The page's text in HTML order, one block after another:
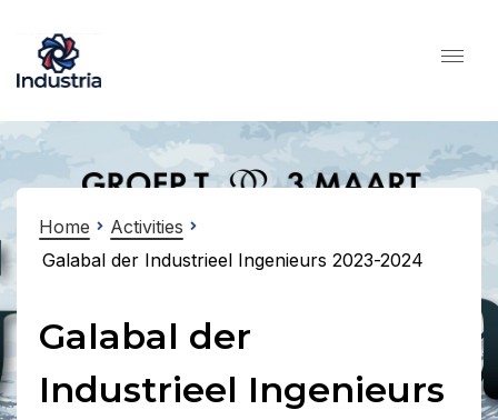
Home
Activities
Galabal der Industrieel Ingenieurs 2023-2024
Galabal der
Industrieel Ingenieurs